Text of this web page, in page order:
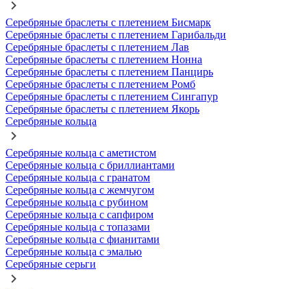
Серебряные браслеты с плетением Бисмарк
Серебряные браслеты с плетением Гарибальди
Серебряные браслеты с плетением Лав
Серебряные браслеты с плетением Нонна
Серебряные браслеты с плетением Панцирь
Серебряные браслеты с плетением Ромб
Серебряные браслеты с плетением Сингапур
Серебряные браслеты с плетением Якорь
Серебряные кольца
Серебряные кольца с аметистом
Серебряные кольца с бриллиантами
Серебряные кольца с гранатом
Серебряные кольца с жемчугом
Серебряные кольца с рубином
Серебряные кольца с сапфиром
Серебряные кольца с топазами
Серебряные кольца с фианитами
Серебряные кольца с эмалью
Серебряные серьги